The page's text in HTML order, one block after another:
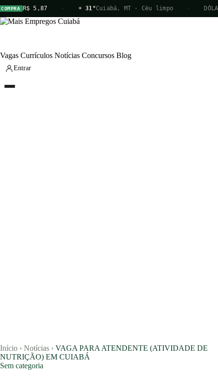
R$ 5,87 ☀ 31°Cuiabá, MT · Céu limpo DÓLAR
Vagas Currículos Notícias Concursos Blog
Entrar
Início › Notícias › VAGA PARA ATENDENTE (ATIVIDADE DE
NUTRIÇÃO) EM CUIABÁ
Sem categoria